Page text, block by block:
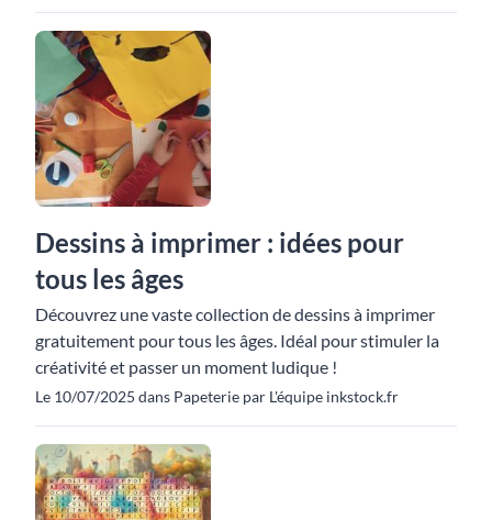
Dessins à imprimer : idées pour
tous les âges
Découvrez une vaste collection de dessins à imprimer
gratuitement pour tous les âges. Idéal pour stimuler la
créativité et passer un moment ludique !
Le 10/07/2025 dans Papeterie par L'équipe inkstock.fr